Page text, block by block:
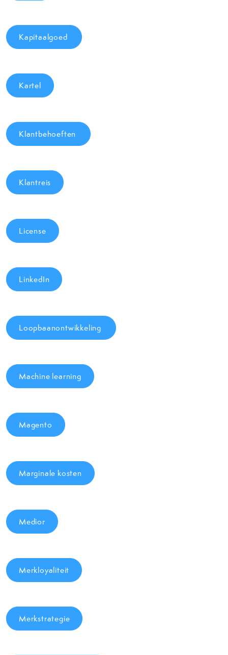
Kapitaalgoed
Kartel
Klantbehoeften
Klantreis
License
LinkedIn
Loopbaanontwikkeling
Machine learning
Magento
Marginale kosten
Medior
Merkloyaliteit
Merkstrategie